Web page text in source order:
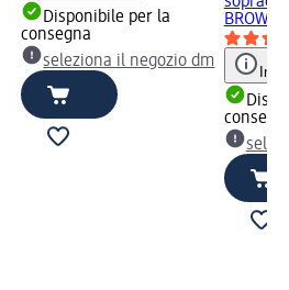
Disponibile per la
consegna
seleziona il negozio dm
BROW